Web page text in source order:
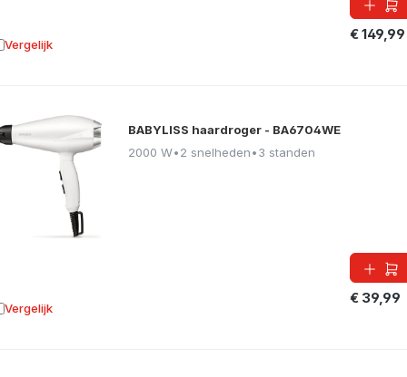
€ 149,99
Vergelijk aan vergelijking
BABYLISS haardroger - BA6704WE
2000 W•2 snelheden•3 standen
€ 39,99
Vergelijk aan vergelijking